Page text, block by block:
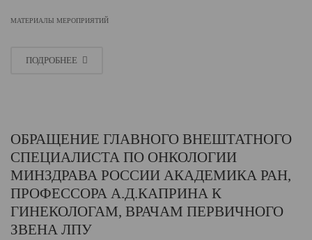
МАТЕРИАЛЫ МЕРОПРИЯТИЙ
ПОДРОБНЕЕ
ОБРАЩЕНИЕ ГЛАВНОГО ВНЕШТАТНОГО
СПЕЦИАЛИСТА ПО ОНКОЛОГИИ
МИНЗДРАВА РОССИИ АКАДЕМИКА РАН,
ПРОФЕССОРА А.Д.КАПРИНА К
ГИНЕКОЛОГАМ, ВРАЧАМ ПЕРВИЧНОГО
ЗВЕНА ЛПУ